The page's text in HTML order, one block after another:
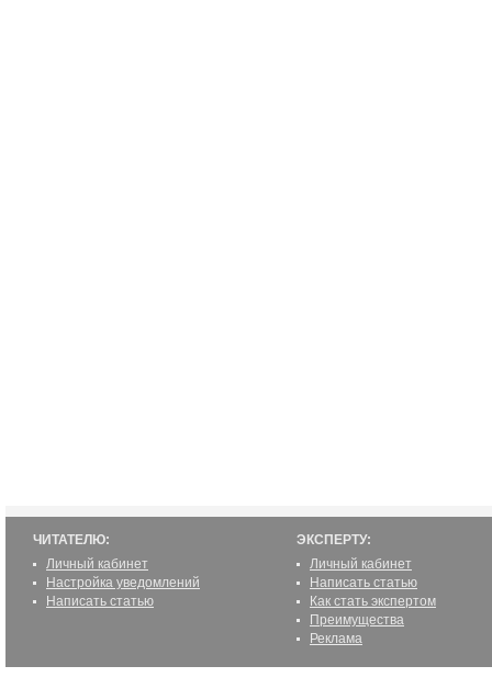
ЧИТАТЕЛЮ:
Личный кабинет
Настройка уведомлений
Написать статью
ЭКСПЕРТУ:
Личный кабинет
Написать статью
Как стать экспертом
Преимущества
Реклама